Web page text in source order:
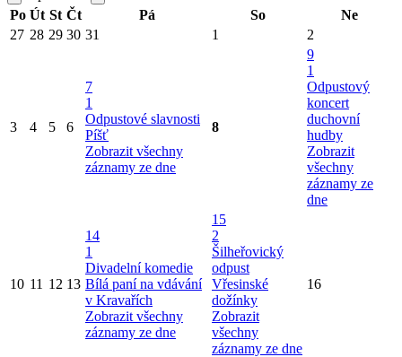
Po Út St Čt Pá So
Ne
27 28 29 30 31 1 2
3 4 5 6
7
1
Odpustové slavnosti
Píšť
Zobrazit všechny
záznamy ze dne
8
9
1
Odpustový
koncert
duchovní
hudby
Zobrazit
všechny
záznamy ze
dne
10 11 12 13
14
1
Divadelní komedie
Bílá paní na vdávání
v Kravařích
Zobrazit všechny
záznamy ze dne
15
2
Šilheřovický
odpust
Vřesinské
dožínky
Zobrazit
všechny
záznamy ze dne
16